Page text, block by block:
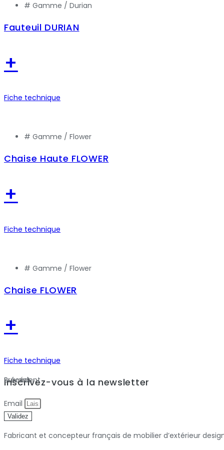
# Gamme / Durian
Fauteuil DURIAN
+
Fiche technique
# Gamme / Flower
Chaise Haute FLOWER
+
Fiche technique
# Gamme / Flower
Chaise FLOWER
+
Fiche technique
Précédent
Suivant
Inscrivez-vous à la newsletter
Email
Validez
Fabricant et concepteur français de mobilier d’extérieur